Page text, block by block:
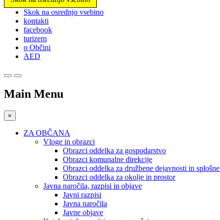
Prosimo,
upoštevajte:
spletno
mesto
vključuje
sistem
Pritisnite
F11,
prilagodite
spletno
slabovidnim,
Skok na osrednjo vsebino
kontakti
facebook
turizem
o Občini
AED
Main Menu
×
ZA OBČANA
Vloge in obrazci
Obrazci oddelka za gospodarstvo
Obrazci komunalne direkcije
Obrazci oddelka za družbene dejavnosti in
Obrazci oddelka za okolje in prostor
Javna naročila, razpisi in objave
Javni razpisi
Javna naročila
Javne objave